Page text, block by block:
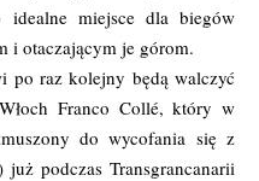
idealne miejsce dla biegów
i otaczającym je górom.
po raz kolejny będą walczyć
Franco Collé, który w
do wycofania się z
podczas Transgrancanarii